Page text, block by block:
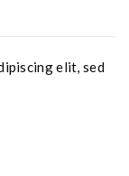
elit, sed